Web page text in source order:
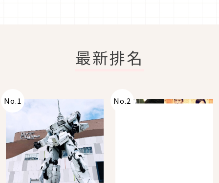
最新排名
No.1 No.2